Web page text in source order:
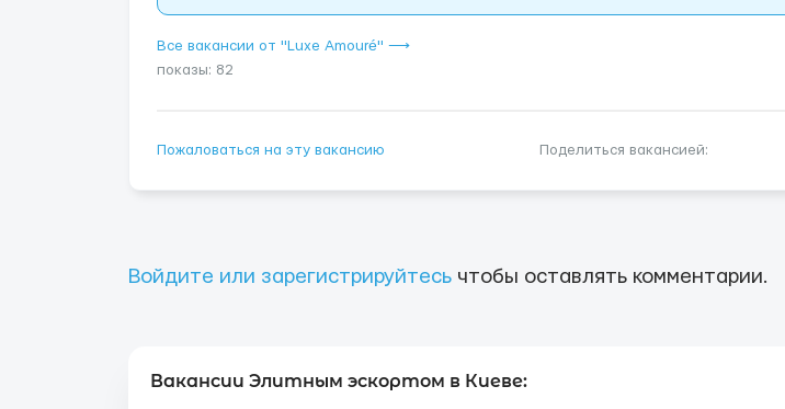
Все вакансии от "Luxe Amouré" ⟶
показы: 82
Пожаловаться на эту вакансию Поделиться вакансией:
Войдите или зарегистрируйтесь чтобы оставлять комментарии.
Вакансии Элитным эскортом в Киеве: